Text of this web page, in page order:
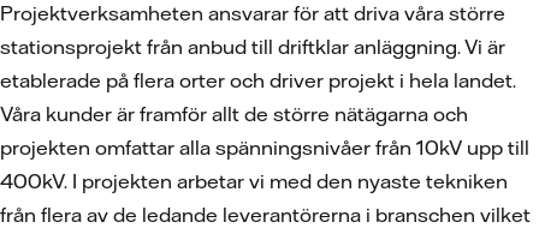
Projektverksamheten ansvarar för att driva våra större
stationsprojekt från anbud till driftklar anläggning. Vi är
etablerade på flera orter och driver projekt i hela landet.
Våra kunder är framför allt de större nätägarna och
projekten omfattar alla spänningsnivåer från 10kV upp till
400kV. I projekten arbetar vi med den nyaste tekniken
från flera av de ledande leverantörerna i branschen vilket